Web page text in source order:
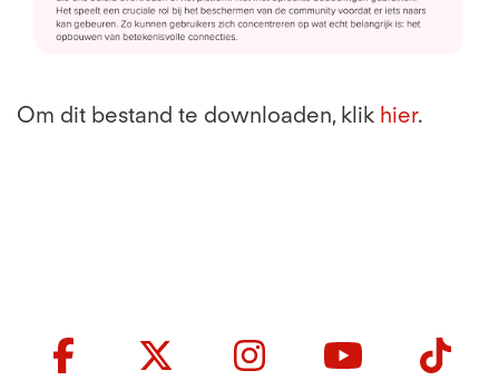
Om dit bestand te downloaden, klik hier.